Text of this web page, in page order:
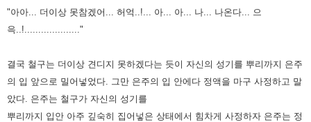
"아아... 더이상 못참겠어... 허억..!... 아... 아... 나... 나온다... 으
윽..!...................."
결국 철구는 더이상 견디지 못하겠다는 듯이 자신의 성기를 뿌리까지 은주
의 입 앞으로 밀어넣었다. 그만 은주의 입 안에다 정액을 마구 사정하고 말
았다. 은주는 철구가 자신의 성기를
뿌리까지 입안 아주 깊숙히 집어넣은 상태에서 힘차게 사정하자 은주는 정